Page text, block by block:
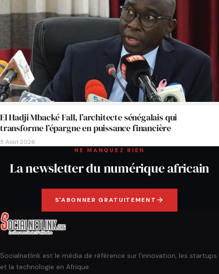
El Hadji Mbacké Fall, l’architecte sénégalais qui
transforme l’épargne en puissance financière
5 Août 2026
NE MANQUEZ RIEN
La newsletter du numérique africain
S'ABONNER GRATUITEMENT
Socialnetlink est le média de référence sur l'innovation, les startups
et la technologie en Afrique.